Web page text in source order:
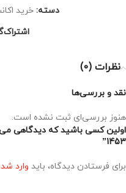
دسته: خرید
نظرات (0)
نقد و بررسی‌ها
هنوز بررسی‌ای ثبت نشده است.
اولین کسی باشید که دیدگاهی می
1453”
برای فرستادن دیدگاه، باید وارد